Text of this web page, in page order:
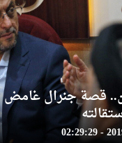
قصة جنرال غامض